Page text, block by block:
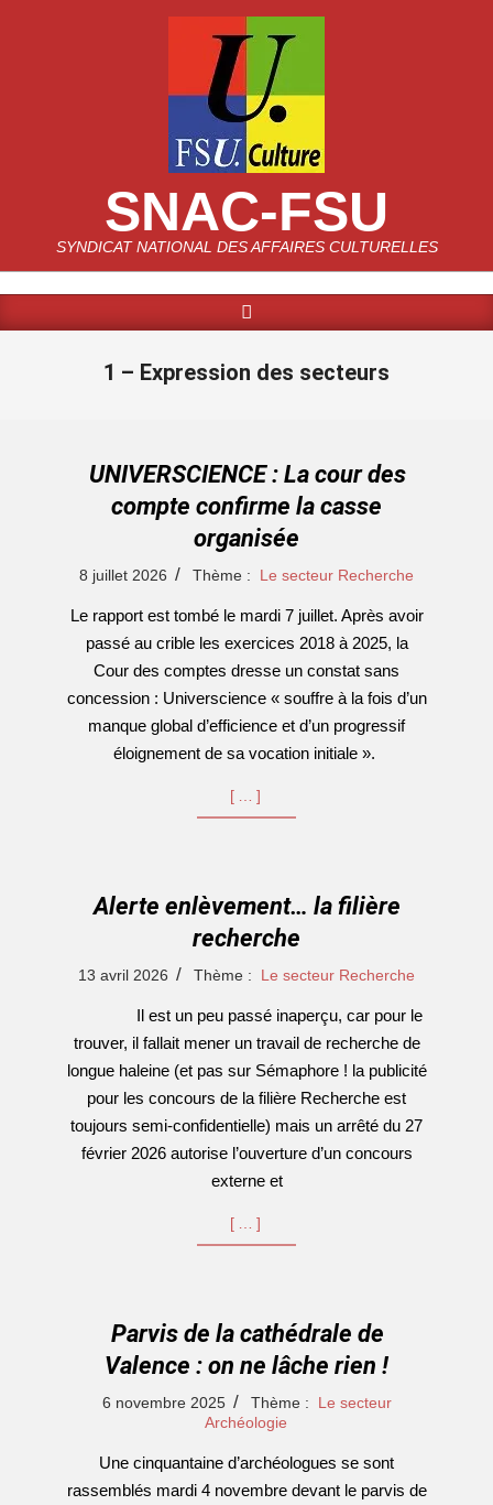
SNAC-FSU
SYNDICAT NATIONAL DES AFFAIRES CULTURELLES
Navigation
Search
1 – Expression des secteurs
UNIVERSCIENCE : La cour des
compte confirme la casse
organisée
2026-
08
8 juillet 2026 Thème : Le secteur Recherche
Le rapport est tombé le mardi 7 juillet. Après avoir
passé au crible les exercices 2018 à 2025, la
Cour des comptes dresse un constat sans
concession : Universcience « souffre à la fois d’un
manque global d’efficience et d’un progressif
éloignement de sa vocation initiale ».
[…]
Alerte enlèvement… la filière
recherche
2026-
13 avril 2026 Thème : Le secteur Recherche
Il est un peu passé inaperçu, car pour le
trouver, il fallait mener un travail de recherche de
longue haleine (et pas sur Sémaphore ! la publicité
pour les concours de la filière Recherche est
toujours semi-confidentielle) mais un arrêté du 27
février 2026 autorise l’ouverture d’un concours
externe et
[…]
Parvis de la cathédrale de
Valence : on ne lâche rien !
2025-6 novembre 2025 Thème :
Le secteur
Archéologie
Une cinquantaine d’archéologues se sont
rassemblés mardi 4 novembre devant le parvis de